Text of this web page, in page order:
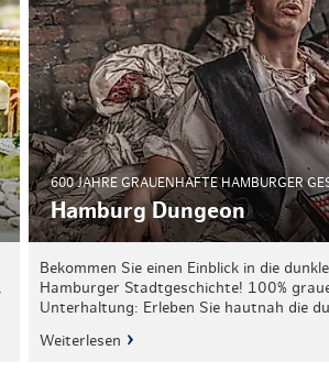
600 JAHRE GRAUENHAFTE HAMBURGER
Hamburg Dungeon
Bekommen Sie einen Einblick in die
Hamburger Stadtgeschichte! 100%
Unterhaltung: Erleben Sie hautnah die
Weiterlesen